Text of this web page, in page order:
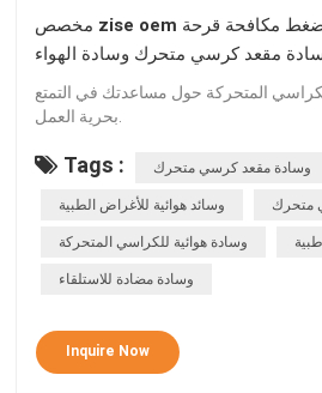
مخصص zise oem الراحة بالتناوب الضغط مكافحة قرحة
مقعد كرسي متحرك وسادة الهواء
المتحركة حول مساعدتك في التمتع
Tags : وسادة مقعد كرسي متحرك
وسائد هوائية للأغراض الطبية متحرك
وسادة هوائية للكراسي المتحركة
وسادة مضادة للاستلقاء
Inquire Now